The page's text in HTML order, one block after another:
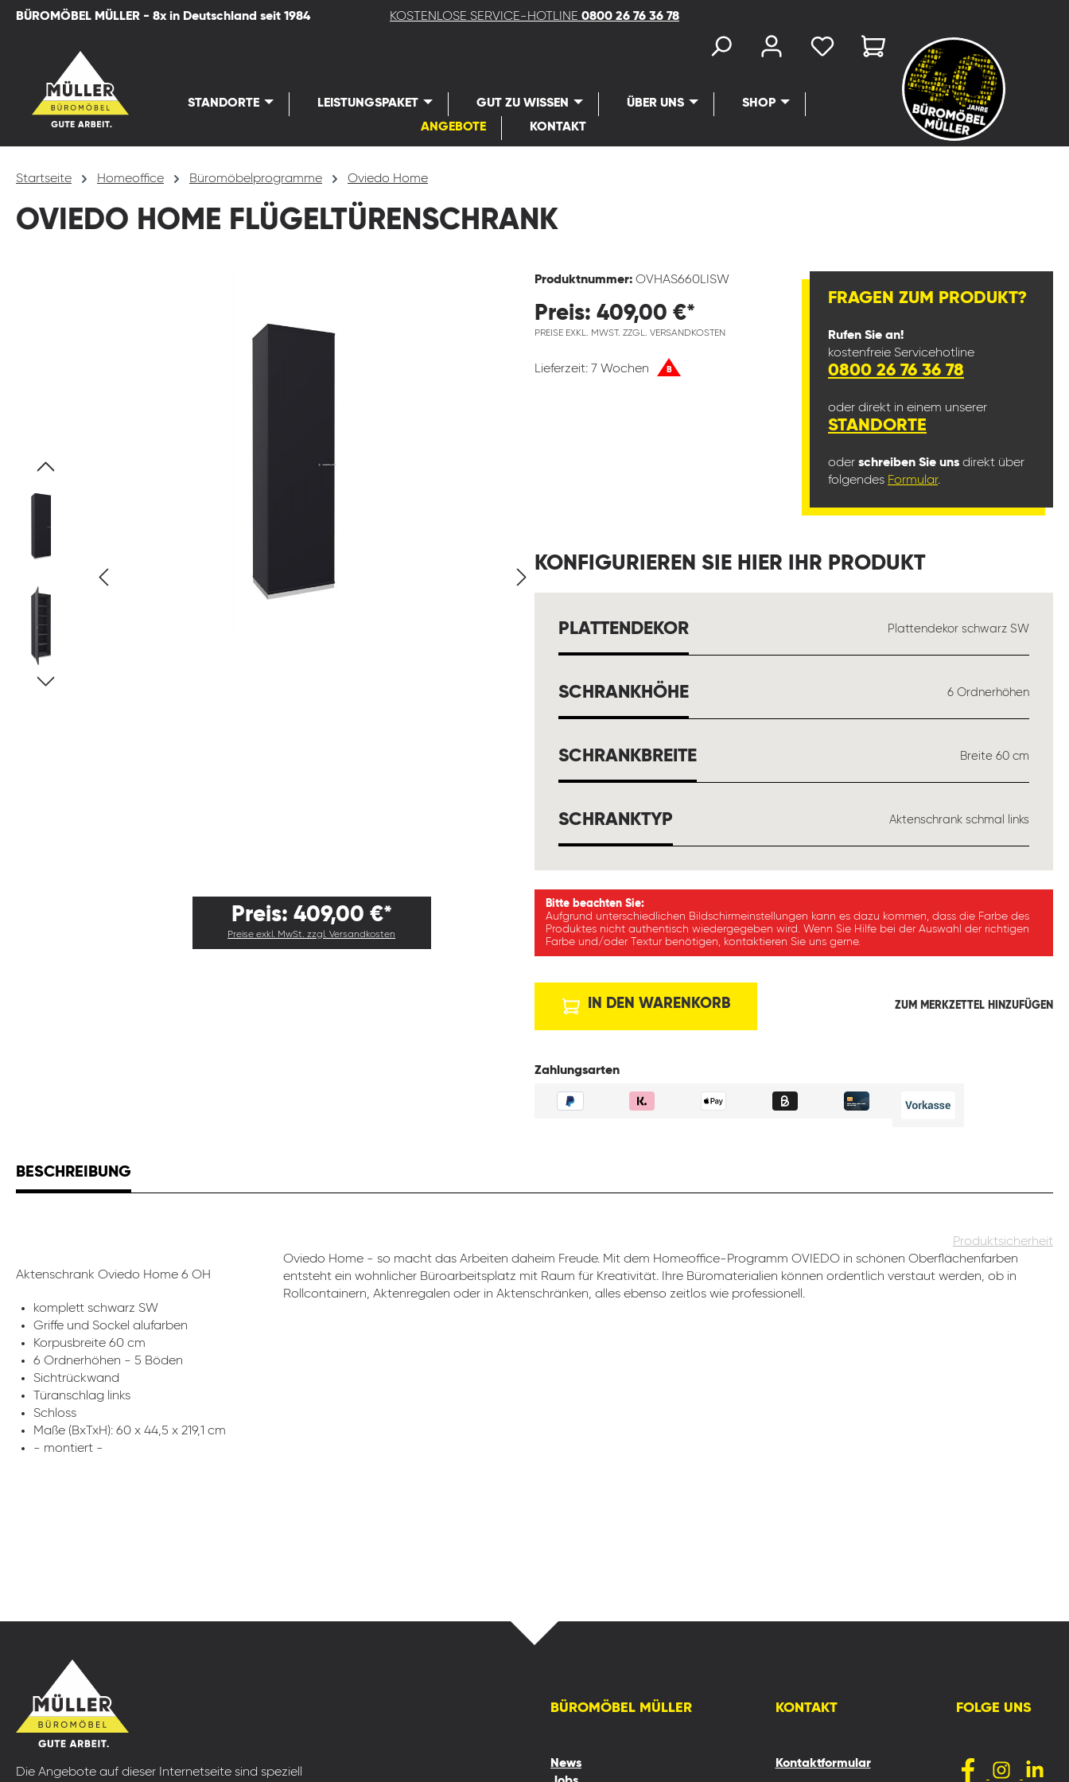
Zur Hauptnavigation springen
BÜROMÖBEL MÜLLER - 8x in Deutschland seit 1984 KOSTENLOSE SERVICE-HOTLINE 0800 26 76 36 78
STANDORTE LEISTUNGSPAKET GUT ZU WISSEN ÜBER UNS
SHOP
ANGEBOTE
KONTAKT
Startseite Homeoffice Büromöbelprogramme Oviedo Home
OVIEDO HOME FLÜGELTÜRENSCHRANK
Preis: 409,00 €*
Preise exkl. MwSt. zzgl. Versandkosten
Produktnummer: OVHAS660LISW
Preis: 409,00 €*
PREISE EXKL. MWST. ZZGL. VERSANDKOSTEN
Lieferzeit: 7 Wochen B
FRAGEN ZUM PRODUKT?
Rufen Sie an!
kostenfreie Servicehotline
0800 26 76 36 78
oder direkt in einem unserer
STANDORTE
oder schreiben Sie uns direkt über
folgendes Formular.
KONFIGURIEREN SIE HIER IHR PRODUKT
PLATTENDEKORAUSWÄHLEN Plattendekor schwarz SW
SCHRANKHÖHEAUSWÄHLEN 6 Ordnerhöhen
SCHRANKBREITEAUSWÄHLEN Breite 60 cm
SCHRANKTYP Aktenschrank schmal links
Bitte beachten Sie:
Aufgrund unterschiedlichen Bildschirmeinstellungen kann es dazu kommen, dass die Farbe des
Produktes nicht authentisch wiedergegeben wird. Wenn Sie Hilfe bei der Auswahl der richtigen
Farbe und/oder Textur benötigen, kontaktieren Sie uns gerne.
IN DEN WARENKORB ZUM MERKZETTEL HINZUFÜGEN
Zahlungsarten
BESCHREIBUNG
Produktsicherheit
Aktenschrank Oviedo Home 6 OH
komplett schwarz SW
Griffe und Sockel alufarben
Korpusbreite 60 cm
6 Ordnerhöhen - 5 Böden
Sichtrückwand
Türanschlag links
Schloss
Maße (BxTxH): 60 x 44,5 x 219,1 cm
- montiert -
Oviedo Home - so macht das Arbeiten daheim Freude. Mit dem Homeoffice-Programm OVIEDO in schönen Oberflächenfarben
entsteht ein wohnlicher Büroarbeitsplatz mit Raum für Kreativität. Ihre Büromaterialien können ordentlich verstaut werden, ob in
Rollcontainern, Aktenregalen oder in Aktenschränken, alles ebenso zeitlos wie professionell.
Die Angebote auf dieser Internetseite sind speziell
BÜROMÖBEL MÜLLER
News
KONTAKT
Kontaktformular
FOLGE UNS